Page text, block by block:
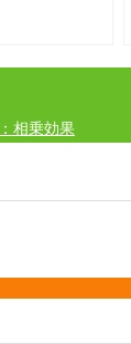
相乗効果